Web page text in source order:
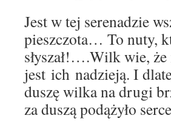
Jest w tej serenadzie
pieszczota… To nuty,
słyszał!….Wilk wie,
jest ich nadzieją. I
duszę wilka na drugi
za duszą podążyło